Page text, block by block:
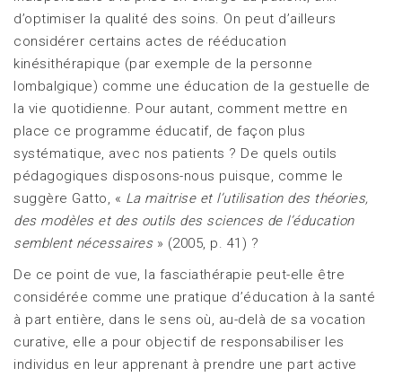
d’optimiser la qualité des soins. On peut d’ailleurs
considérer certains actes de rééducation
kinésithérapique (par exemple de la personne
lombalgique) comme une éducation de la gestuelle de
la vie quotidienne. Pour autant, comment mettre en
place ce programme éducatif, de façon plus
systématique, avec nos patients ? De quels outils
pédagogiques disposons-nous puisque, comme le
suggère Gatto, « La maitrise et l’utilisation des théories,
des modèles et des outils des sciences de l’éducation
semblent nécessaires» (2005, p. 41) ?
De ce point de vue, la fasciathérapie peut-elle être
considérée comme une pratique d’éducation à la santé
à part entière, dans le sens où, au-delà de sa vocation
curative, elle a pour objectif de responsabiliser les
individus en leur apprenant à prendre une part active